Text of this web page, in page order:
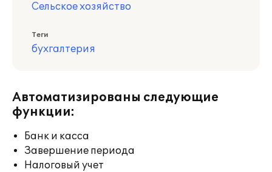
Сельское хозяйство
Теги
бухгалтерия
Автоматизированы следующие
функции:
Банк и касса
Завершение периода
Налоговый учет